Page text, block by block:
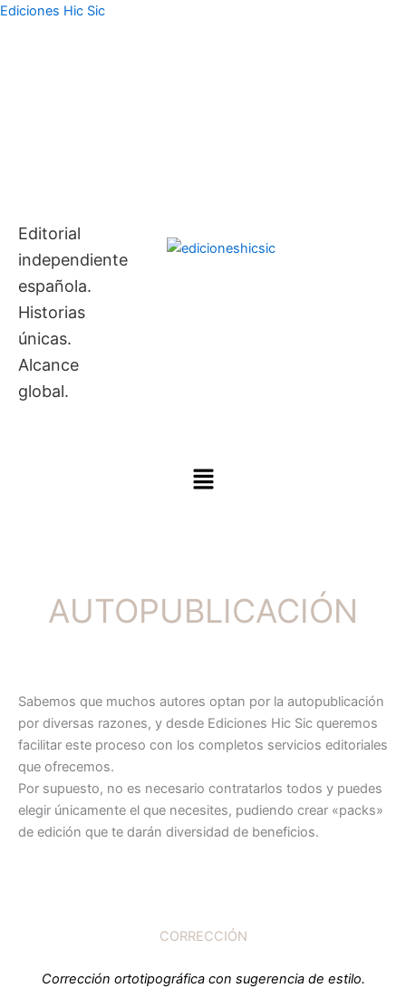
contenido
Ir
Ediciones Hic Sic
Editorial
independiente
española.
Historias
únicas.
Alcance
global.
Menú
AUTOPUBLICACIÓN
Sabemos que muchos autores optan por la autopublicación
por diversas razones, y desde Ediciones Hic Sic queremos
facilitar este proceso con los completos servicios editoriales
que ofrecemos.
Por supuesto, no es necesario contratarlos todos y puedes
elegir únicamente el que necesites, pudiendo crear «packs»
de edición que te darán diversidad de beneficios.
CORRECCIÓN
Corrección ortotipográfica con sugerencia de estilo.